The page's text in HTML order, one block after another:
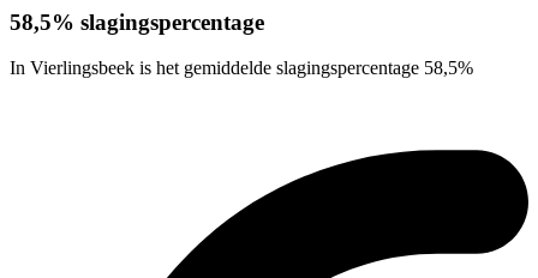
58,5% slagingspercentage
In Vierlingsbeek is het gemiddelde slagingspercentage 58,5%